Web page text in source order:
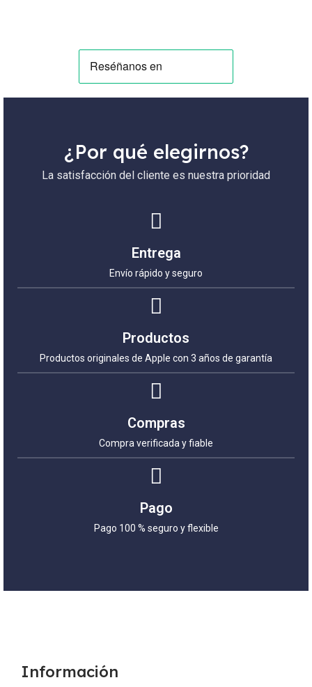
¿Por qué elegirnos?
La satisfacción del cliente es nuestra prioridad
Entrega
Envío rápido y seguro
Productos
Productos originales de Apple con 3 años de garantía
Compras
Compra verificada y fiable
Pago
Pago 100 % seguro y flexible
Información